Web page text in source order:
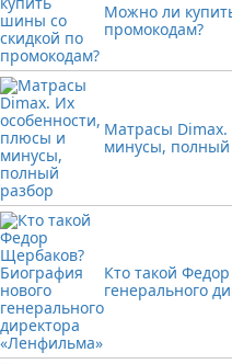
Можно ли
промокодам?
Матрасы
минусы, полный
Кто такой
генерального